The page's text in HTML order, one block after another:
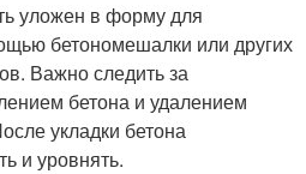
уложен в форму для
бетономешалки или других
Важно следить за
бетона и удалением
укладки бетона
и уровнять.